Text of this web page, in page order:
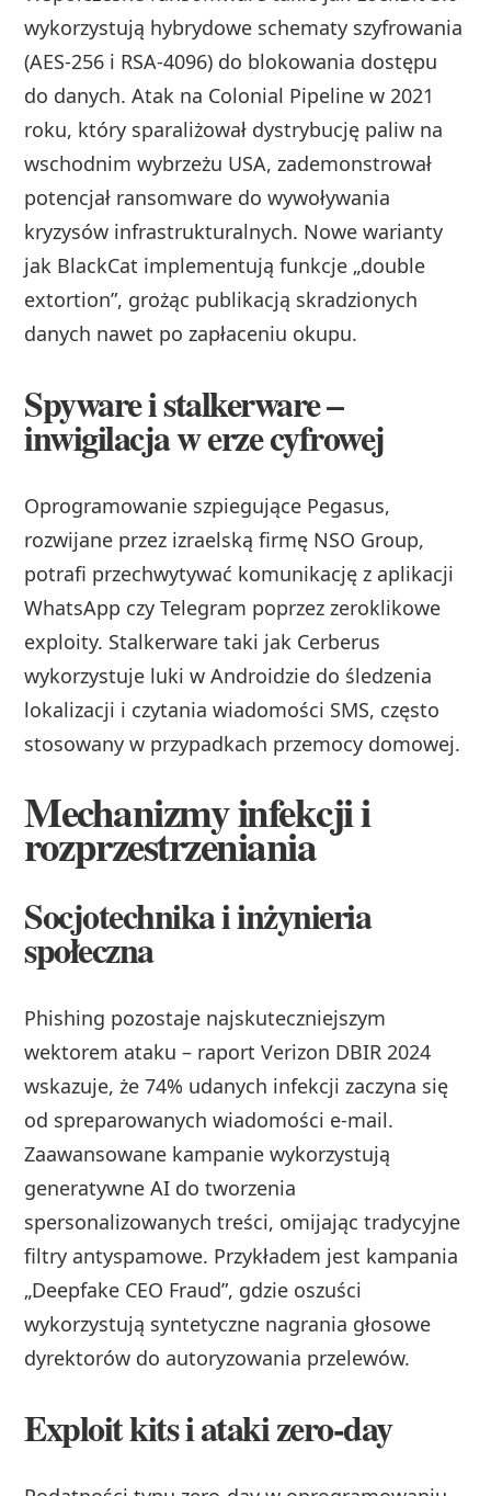
wykorzystują hybrydowe schematy szyfrowania
(AES-256 i RSA-4096) do blokowania dostępu
do danych. Atak na Colonial Pipeline w 2021
roku, który sparaliżował dystrybucję paliw na
wschodnim wybrzeżu USA, zademonstrował
potencjał ransomware do wywoływania
kryzysów infrastrukturalnych. Nowe warianty
jak BlackCat implementują funkcje „double
extortion”, grożąc publikacją skradzionych
danych nawet po zapłaceniu okupu.
Spyware i stalkerware –
inwigilacja w erze cyfrowej
Oprogramowanie szpiegujące Pegasus,
rozwijane przez izraelską firmę NSO Group,
potrafi przechwytywać komunikację z aplikacji
WhatsApp czy Telegram poprzez zeroklikowe
exploity. Stalkerware taki jak Cerberus
wykorzystuje luki w Androidzie do śledzenia
lokalizacji i czytania wiadomości SMS, często
stosowany w przypadkach przemocy domowej.
Mechanizmy infekcji i
rozprzestrzeniania
Socjotechnika i inżynieria
społeczna
Phishing pozostaje najskuteczniejszym
wektorem ataku – raport Verizon DBIR 2024
wskazuje, że 74% udanych infekcji zaczyna się
od spreparowanych wiadomości e-mail.
Zaawansowane kampanie wykorzystują
generatywne AI do tworzenia
spersonalizowanych treści, omijając tradycyjne
filtry antyspamowe. Przykładem jest kampania
„Deepfake CEO Fraud”, gdzie oszuści
wykorzystują syntetyczne nagrania głosowe
dyrektorów do autoryzowania przelewów.
Exploit kits i ataki zero-day